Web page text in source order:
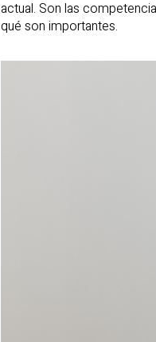
actual. Son las
qué son importantes.